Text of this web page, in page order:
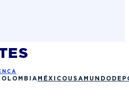
MÉXICO USA MUNDO